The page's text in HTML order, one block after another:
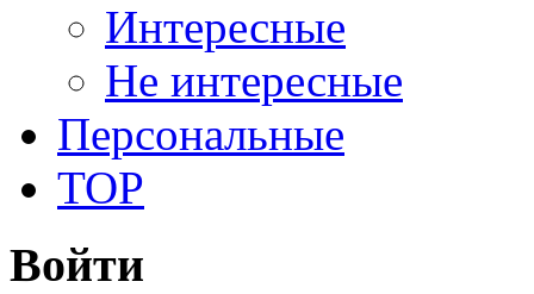
Интересные
Не интересные
Персональные
TOP
Войти